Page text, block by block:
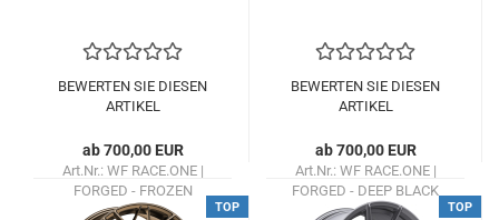
BEWERTEN SIE DIESEN
ARTIKEL
ab 700,00 EUR
Art.Nr.: WF RACE.ONE |
FORGED - FROZEN
SILVER
BEWERTEN SIE DIESEN
ARTIKEL
ab 700,00 EUR
Art.Nr.: WF RACE.ONE |
FORGED - DEEP BLACK
Lieferzeit:ca. 1 Woche
TOP TOP